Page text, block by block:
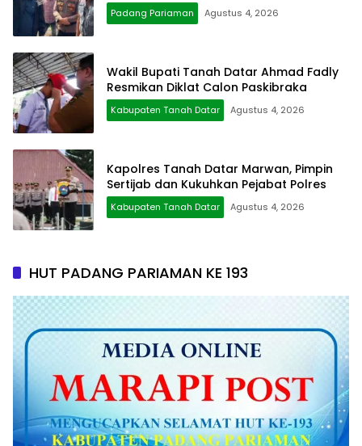
Padang Pariaman Agustus 4, 2026
Wakil Bupati Tanah Datar Ahmad Fadly
Resmikan Diklat Calon Paskibraka
Kabupaten Tanah Datar Agustus 4, 2026
Kapolres Tanah Datar Marwan, Pimpin
Sertijab dan Kukuhkan Pejabat Polres
Kabupaten Tanah Datar Agustus 4, 2026
HUT PADANG PARIAMAN KE 193